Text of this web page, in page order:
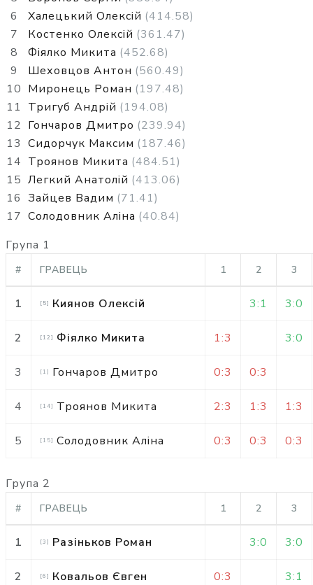
6
Халецький Олексій (414.58)
7
Костенко Олексій (361.47)
8
Фіялко Микита (452.68)
9
Шеховцов Антон (560.49)
10 Миронець Роман (197.48)
11 Тригуб Андрій (194.08)
12 Гончаров Дмитро (239.94)
13 Сидорчук Максим (187.46)
14 Троянов Микита (484.51)
15 Легкий Анатолій (413.06)
16 Зайцев Вадим (71.41)
17 Солодовник Аліна (40.84)
Група 1
# ГРАВЕЦЬ 1 2 3
1 [5] Киянов Олексій 3:1 3:0
2 [12] Фіялко Микита 1:3 3:0
3 [1] Гончаров Дмитро 0:3 0:3
4 [14] Троянов Микита 2:3 1:3 1:3
5 [15] Солодовник Аліна 0:3 0:3 0:3
Група 2
# ГРАВЕЦЬ 1 2 3
1 [3] Разіньков Роман 3:0 3:0
2 [6] Ковальов Євген 0:3 3:1